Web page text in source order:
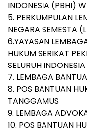
INDONESIA (PBHI)
5. PERKUMPULAN
NEGARA SEMESTA
6.YAYASAN
HUKUM SERIKAT
SELURUH
7. LEMBAGA
8. POS BANTUAN
TANGGAMUS
9. LEMBAGA
10. POS BANTUAN